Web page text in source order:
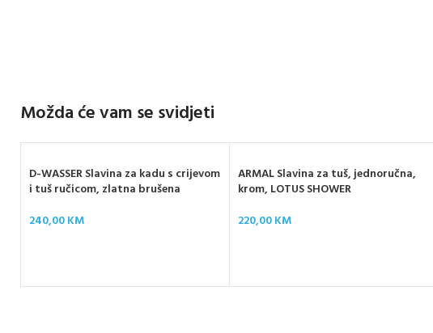
Možda će vam se svidjeti
D-WASSER Slavina za kadu s crijevom
i tuš ručicom, zlatna brušena
240,00KM
ARMAL Slavina za tuš, jednoručna,
krom, LOTUS SHOWER
220,00KM